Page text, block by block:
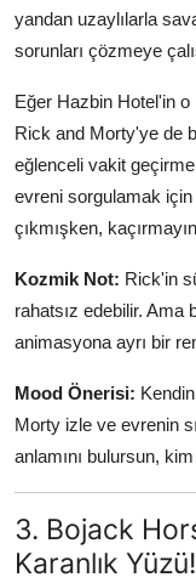
yandan uzaylılarla
sorunları çözmeye
Eğer Hazbin Hotel'in
Rick and Morty'ye de
eğlenceli vakit
evreni sorgulamak için
çıkmışken,
Kozmik Not: Rick'in
rahatsız edebilir. Ama
animasyona ayrı bir
Mood Önerisi:
Morty izle ve evrenin
anlamını bulursun,
3. Bojack
Karanlık Yüzü!